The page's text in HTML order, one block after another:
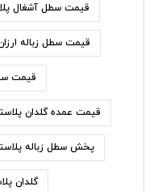
قیمت سطل آشغال
قیمت سطل زباله
قیمت
قیمت عمده گلدان
پخش سطل زباله
گلدان